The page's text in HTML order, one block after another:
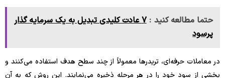
حتما مطالعه کنید :
7 عادت کلیدی تبدیل به یک سرمایه گذار
پرسود
در معاملات حرفه‌ای، تریدرها معمولاً از چند سطح هدف استفاده می‌کنند و
بخشی از سود خود را در هر مرحله ذخیره می‌نمایند. این روش که به آن